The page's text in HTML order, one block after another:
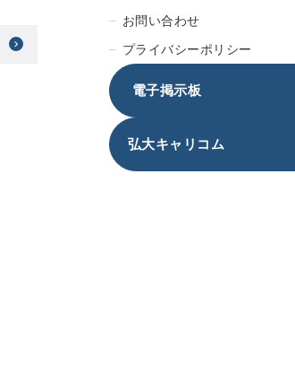
お問い合わせ
プライバシーポリシー
電子掲示板
弘大キャリコム